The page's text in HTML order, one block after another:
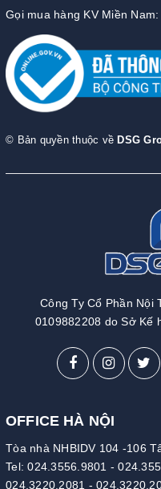
Gọi mua hàng KV Miền
© Bản quyền thuộc về DSG
Công Ty Cổ Phần Nội
0109882208 do Sở Kế
OFFICE HÀ NỘI
Tòa nhà NHBIDV 104 -106
Tel:024.3556.9801 -
024.3220.2081 -